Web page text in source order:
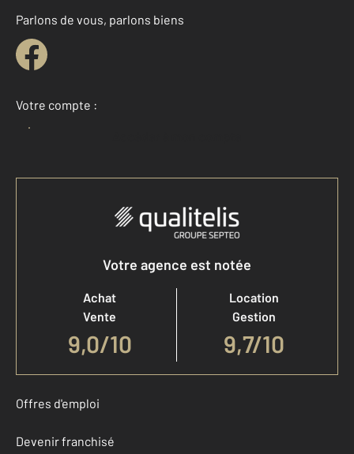
Parlons de vous, parlons biens
Votre compte :
Votre agence est notée
Achat
Vente
9,0/10
Location
Gestion
9,7/10
Offres d'emploi
Devenir franchisé